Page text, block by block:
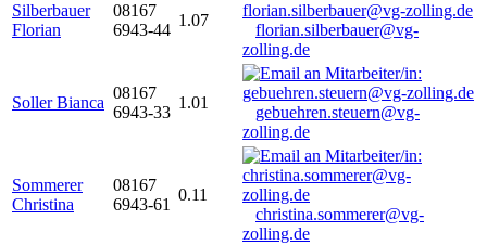
Silberbauer
Florian
08167
6943-44
1.07
florian.silberbauer@vg-
zolling.de
Soller Bianca
08167
6943-33
1.01
gebuehren.steuern@vg-
zolling.de
Sommerer
Christina
08167
6943-61
0.11
christina.sommerer@vg-
zolling.de